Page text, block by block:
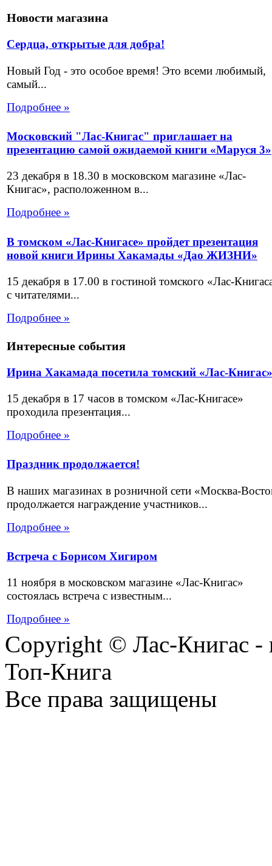
Новости магазина
Сердца, открытые для добра!
Новый Год - это особое время! Это всеми любимый,
самый...
Подробнее »
Московский "Лас-Книгас" приглашает на
презентацию самой ожидаемой книги «Маруся 3»
23 декабря в 18.30 в московском магазине «Лас-
Книгас», расположенном в...
Подробнее »
В томском «Лас-Книгасе» пройдет презентация
новой книги Ирины Хакамады «Дао ЖИЗНИ»
15 декабря в 17.00 в гостиной томского «Лас-
с читателями...
Подробнее »
Интересные события
Ирина Хакамада посетила томский «Лас-Книгас»
15 декабря в 17 часов в томском «Лас-Книгасе»
проходила презентация...
Подробнее »
Праздник продолжается!
В наших магазинах в розничной сети «Москва-
продолжается награждение участников...
Подробнее »
Встреча с Борисом Хигиром
11 ноября в московском магазине «Лас-Книгас»
состоялась встреча с известным...
Подробнее »
Copyright © Лас-Книгас
Топ-Книга
Все права защищены